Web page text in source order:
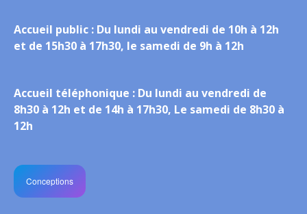
Accueil public : Du lundi au vendredi de 10h à 12h
et de 15h30 à 17h30, le samedi de 9h à 12h
Accueil téléphonique : Du lundi au vendredi de
8h30 à 12h et de 14h à 17h30, Le samedi de 8h30 à
12h
Conceptions